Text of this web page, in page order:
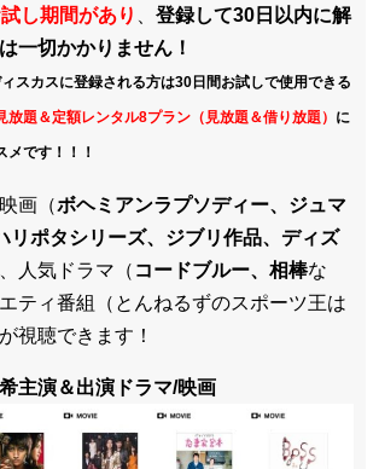
し期間があり
登録して30日以内に解
一切かかりません！
スカスに登録される方は30日間お試しで使用できる
放題＆定額レンタル8プラン（見放題＆借り放題） に
メです！！！
画（ボヘミアンラプソディー、ジュマ
リポタシリーズ、ジブリ作品、ディズ
人気ドラマ（ コードブルー、相棒な
ティ番組（とんねるずのスポーツ王は
視聴できます！
主演＆出演ドラマ/映画